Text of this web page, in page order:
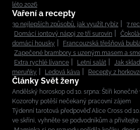
léto 2026
Vaření a recepty
30 nejlepších způsobů, jak využít rybíz
7
Domácí iontový nápoj ze tří surovin
domácí housky
Francouzská třešňová
Zapečené brambory s uzeným masem a
Extra rychlé lívance
Letní salát
Jak
meruňky
Ledová káva Recepty z
Články Svět ženy
Andělský horoskop od 10. srpna: Štíři
Kozorohy potěší nečekaný pracovní zájem
Týdenní tarotová předpověď Alice Cross od
ve skříni, vyhněte se podvodníkům a